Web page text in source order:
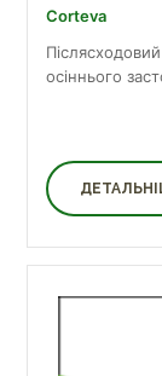
Corteva
осіннього